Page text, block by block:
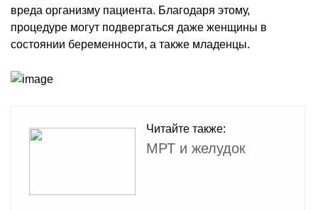
вреда организму пациента. Благодаря этому,
процедуре могут подвергаться даже женщины в
состоянии беременности, а также младенцы.
Читайте также:
МРТ и желудок